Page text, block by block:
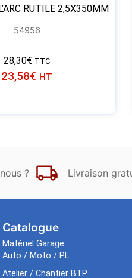
RUTILE 2,5X350MM
54956
28,30€ TTC
23,58€ HT
? Livraison
Catalogue
Matériel Garage
Auto / Moto / PL
Atelier / Chantier BTP